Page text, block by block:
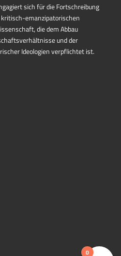
sich für die Fortschreibung
emanzipatorischen
die dem Abbau
und der
Ideologien verpflichtet ist.
0